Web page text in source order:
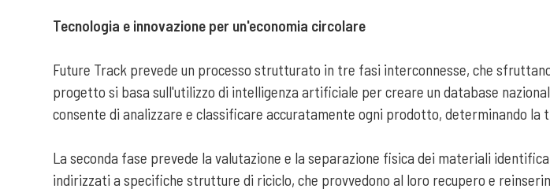
Tecnologia e innovazione per un'economia circolare
Future Track prevede un processo strutturato in tre fasi interconnesse, che
progetto si basa sull'utilizzo di intelligenza artificiale per creare un database
consente di analizzare e classificare accuratamente ogni prodotto, determinando la
La seconda fase prevede la valutazione e la separazione fisica dei materiali
indirizzati a specifiche strutture di riciclo, che provvedono al loro recupero e